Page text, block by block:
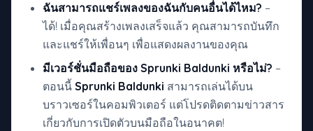
ฉันสามารถแชร์เพลงของฉันกับคนอื่นได้ไหม? –
ได้! เมื่อคุณสร้างเพลงเสร็จแล้ว คุณสามารถบันทึก
และแชร์ให้เพื่อนๆ เพื่อแสดงผลงานของคุณ
มีเวอร์ชั่นมือถือของ Sprunki Baldunki หรือไม่? –
ตอนนี้ Sprunki Baldunki สามารถเล่นได้บน
บราวเซอร์ในคอมพิวเตอร์ แต่โปรดติดตามข่าวสาร
เกี่ยวกับการเปิดตัวบนมือถือในอนาคต!